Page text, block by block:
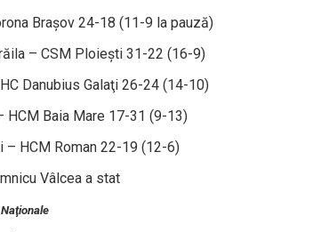
Braşov 24-18 (11-9 la pauză)
– CSM Ploieşti 31-22 (16-9)
Danubius Galaţi 26-24 (14-10)
HCM Baia Mare 17-31 (9-13)
– HCM Roman 22-19 (12-6)
Vâlcea a stat